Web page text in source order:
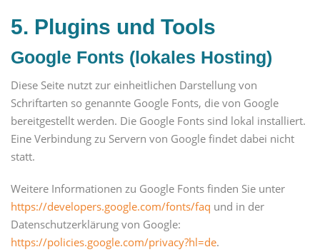
5. Plugins und Tools
Google Fonts (lokales Hosting)
Diese Seite nutzt zur einheitlichen Darstellung von
Schriftarten so genannte Google Fonts, die von Google
bereitgestellt werden. Die Google Fonts sind lokal installiert.
Eine Verbindung zu Servern von Google findet dabei nicht
statt.
Weitere Informationen zu Google Fonts finden Sie unter
https://developers.google.com/fonts/faq und in der
Datenschutzerklärung von Google:
https://policies.google.com/privacy?hl=de.